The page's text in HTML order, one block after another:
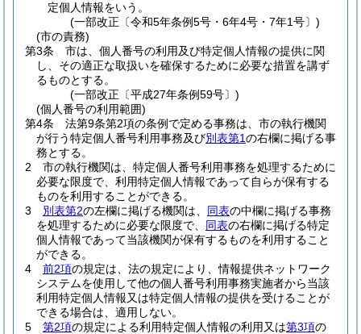
定個人情報をいう。
(一部改正〔令和5年条例5号・6年4号・7年1号〕)
(市の責務)
第3条
市は、個人番号の利用及び特定個人情報の提供に関
し、その適正な取扱いを確保するために必要な措置を講ず
るものとする。
(一部改正〔平成27年条例59号〕)
(個人番号の利用範囲)
第4条
法第9条第2項の条例で定める事務は、市の執行機関
が行う特定個人番号利用事務及び別表第1の右欄に掲げる事
務とする。
2
市の執行機関は、特定個人番号利用事務を処理するために
必要な限度で、利用特定個人情報であって自らが保有する
ものを利用することができる。
3
別表第2の左欄に掲げる機関は、 同表の中欄に掲げる事務
を処理するために必要な限度で、 同表の右欄に掲げる特定
個人情報であって当該機関が保有するものを利用すること
ができる。
4
前2項の規定は、法の規定により、情報提供ネットワーク
システムを使用して他の個人番号利用事務実施者から当該
利用特定個人情報又は特定個人情報の提供を受けることが
できる場合は、適用しない。
5
第2項の規定による利用特定個人情報の利用又は第3項の